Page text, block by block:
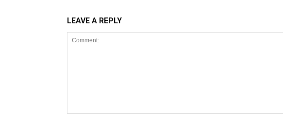
LEAVE A REPLY